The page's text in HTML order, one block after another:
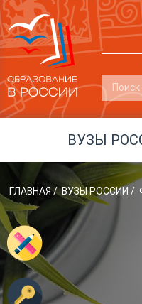
ВУЗЫ
ГЛАВНАЯ/ ВУЗЫ РОССИИ /